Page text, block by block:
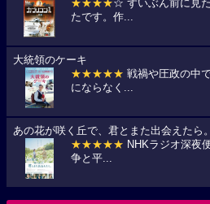
★★★★☆ ずいぶん前に見
たです。作...
大統領のケーキ
★★★★★ 戦禍や圧政の中
にならなく...
あの花が咲く丘で、君とまた出会えたら。
★★★★★ NHKラジオ深夜
争と平...